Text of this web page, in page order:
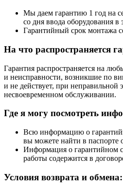
Мы даем гарантию 1 год на
со дня ввода оборудования в
Гарантийный срок монтажа
На что распространяется
Гарантия распространяется на
и неисправности, возникшие по
и не действует, при неправильной
несвоевременном обслуживании.
Где я могу посмотреть
Всю информацию о
вы можете найти в паспорте
Информация о гарантийном
работы содержится в
Условия возврата и обмена: